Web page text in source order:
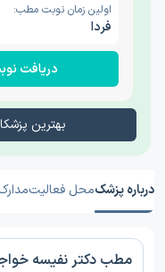
اولین زمان نوبت مطب:
فردا
دریافت
بهترین
درباره پزشکمحل فعالیت
مطب دکتر نفیسه